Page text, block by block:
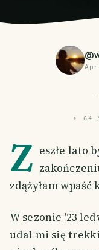
@
⌖
Z eszłe lato
zdążyłam
W sezonie '23
udał mi się